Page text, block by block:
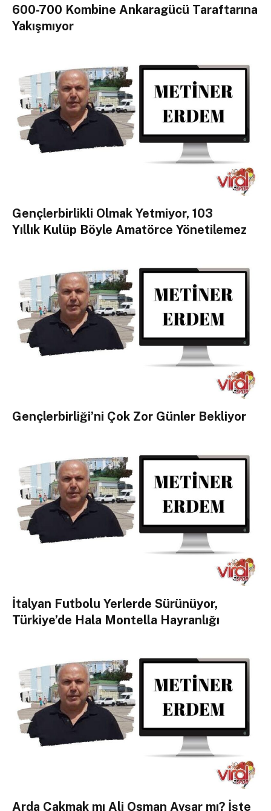
600-700 Kombine Ankaragücü Taraftarına
Yakışmıyor
Gençlerbirlikli Olmak Yetmiyor, 103
Yıllık Kulüp Böyle Amatörce Yönetilemez
Gençlerbirliği’ni Çok Zor Günler Bekliyor
İtalyan Futbolu Yerlerde Sürünüyor,
Türkiye’de Hala Montella Hayranlığı
Arda Çakmak mı Ali Osman Avşar mı? İşte